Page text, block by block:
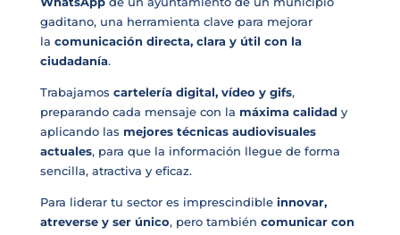
gaditano, una herramienta clave para mejorar
la comunicación directa, clara y útil con la
ciudadanía.
Trabajamos cartelería digital, vídeo y gifs,
preparando cada mensaje con la máxima calidad y
aplicando las mejores técnicas audiovisuales
actuales, para que la información llegue de forma
sencilla, atractiva y eficaz.
Para liderar tu sector es imprescindible innovar,
atreverse y ser único, pero también comunicar con